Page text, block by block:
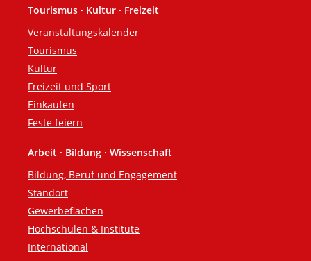
Tourismus · Kultur · Freizeit
Veranstaltungskalender
Tourismus
Kultur
Freizeit und Sport
Einkaufen
Feste feiern
Arbeit · Bildung · Wissenschaft
Bildung, Beruf und Engagement
Standort
Gewerbeflächen
Hochschulen & Institute
International